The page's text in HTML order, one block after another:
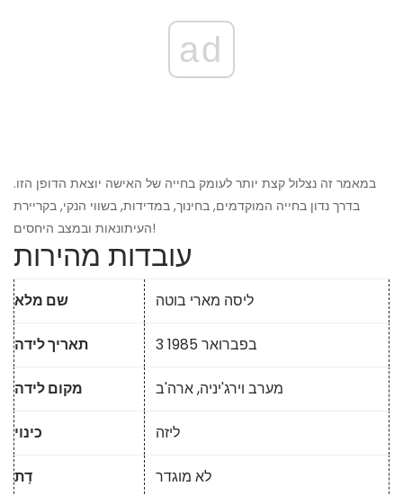
ad
במאמר זה נצלול קצת יותר לעומק בחייה של האישה יוצאת הדופן הזו.
בדרך נדון בחייה המוקדמים, בחינוך, במדידות, בשווי הנקי, בקריירת
העיתונאות ובמצב היחסים!
עובדות מהירות
שם מלא ליסה מארי בוטה
תאריך לידה 3 בפברואר 1985
מקום לידה מערב וירג'יניה, ארה'ב
כינוי ליזה
דָת לא מוגדר